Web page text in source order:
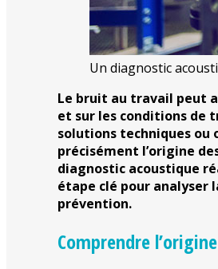
Un diagnostic
Le bruit au travail peut
et sur les conditions de
solutions techniques ou
précisément l’origine
diagnostic acoustique
étape clé pour
prévention.
Comprendre